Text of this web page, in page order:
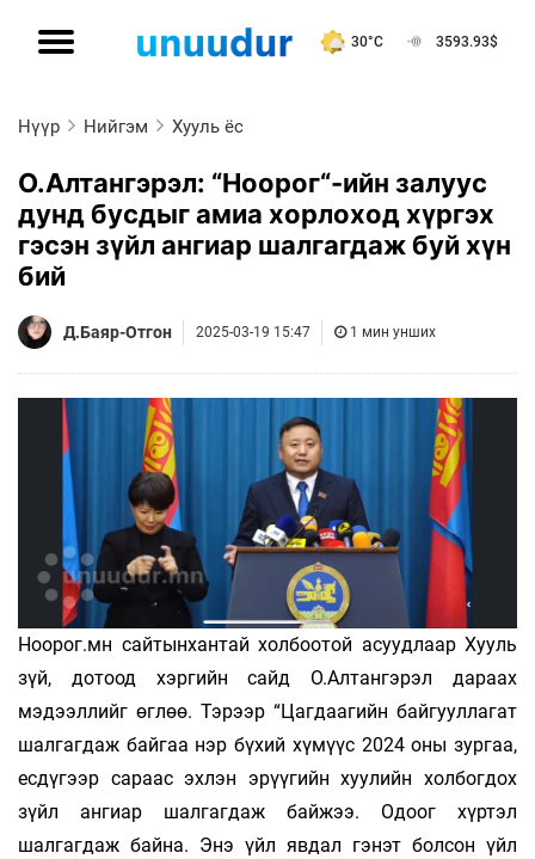
30°C 3593.93$
Нүүр Нийгэм Хууль ёс
О.Алтангэрэл: “Ноорог“-ийн залуус
дунд бусдыг амиа хорлоход хүргэх
гэсэн зүйл ангиар шалгагдаж буй хүн
бий
Д.Баяр-Отгон 2025-03-19 15:47 1 мин унших
Ноорог.мн сайтынхантай холбоотой асуудлаар Хууль
зүй, дотоод хэргийн сайд О.Алтангэрэл дараах
мэдээллийг өглөө. Тэрээр “Цагдаагийн байгууллагат
шалгагдаж байгаа нэр бүхий хүмүүс 2024 оны зургаа,
есдүгээр сараас эхлэн эрүүгийн хуулийн холбогдох
зүйл ангиар шалгагдаж байжээ. Одоог хүртэл
шалгагдаж байна. Энэ үйл явдал гэнэт болсон үйл